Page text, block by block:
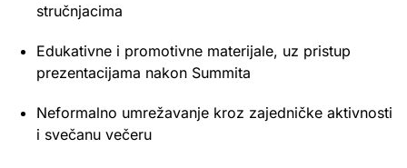
stručnjacima
Edukativne i promotivne materijale, uz pristup
prezentacijama nakon Summita
Neformalno umrežavanje kroz zajedničke aktivnosti
i svečanu večeru